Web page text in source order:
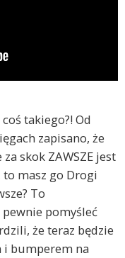
takiego?! Od
zapisano, że
skok ZAWSZE jest
to masz go Drogi
To
pomyśleć
że teraz będzie
i bumperem na